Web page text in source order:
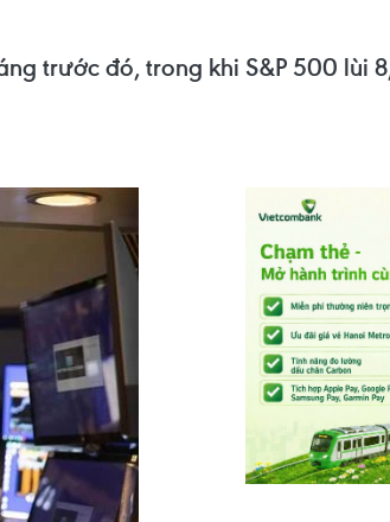
trước đó, trong khi S&P 500 lùi